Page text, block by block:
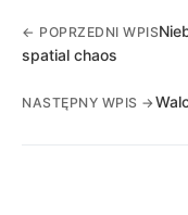
← POPRZEDNI WPIS
spatial chaos
NASTĘPNY WPIS →